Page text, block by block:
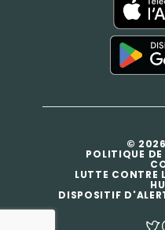
© 2026
POLITIQUE
LUTTE CONTRE
DISPOSITIF